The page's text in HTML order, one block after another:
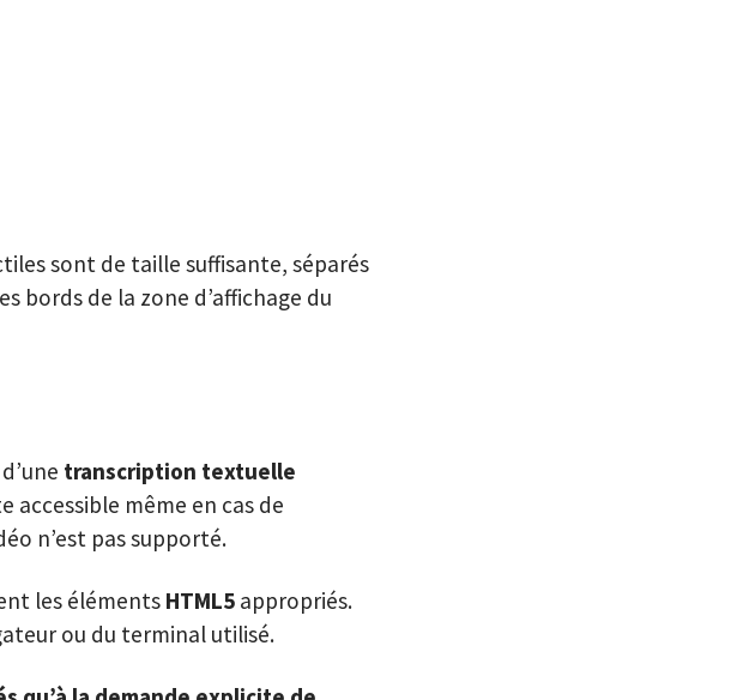
sont de taille suffisante, séparés
bords de la zone d’affichage du
transcription textuelle
même en cas de
n’est pas supporté.
les éléments HTML5appropriés.
ou du terminal utilisé.